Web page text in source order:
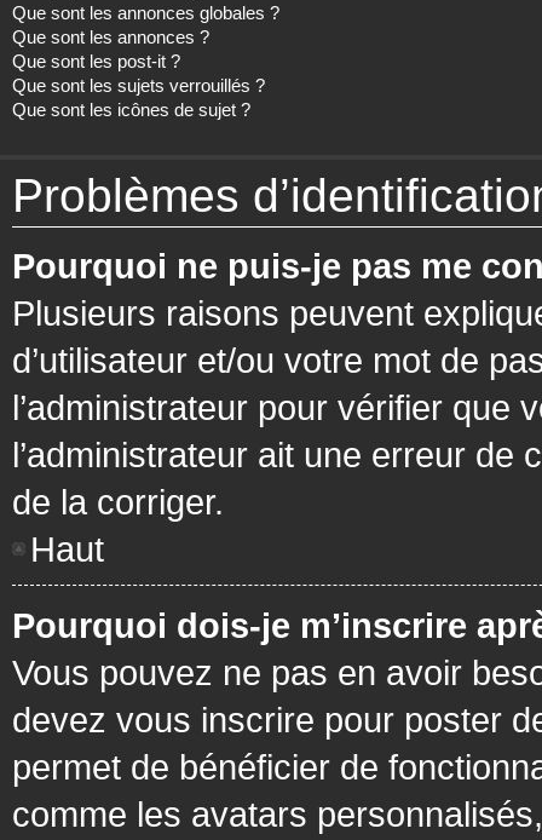
Que sont les annonces globales ?
Que sont les annonces ?
Que sont les post-it ?
Que sont les sujets verrouillés ?
Que sont les icônes de sujet ?
Problèmes
Pourquoi ne puis-je pas me
Plusieurs raisons peuvent
d’utilisateur et/ou votre mot de
l’administrateur pour vérifier que
l’administrateur ait une erreur de
de la corriger.
Haut
Pourquoi dois-je m’inscrire
Vous pouvez ne pas en avoir
devez vous inscrire pour poster
permet de bénéficier de
comme les avatars